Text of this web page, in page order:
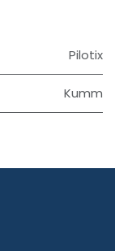
Pilotix
Kumm